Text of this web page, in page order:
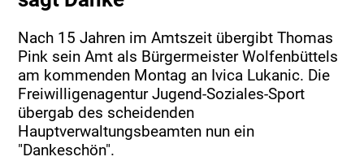
Nach 15 Jahren im Amtszeit übergibt Thomas
Pink sein Amt als Bürgermeister Wolfenbüttels
am kommenden Montag an Ivica Lukanic. Die
Freiwilligenagentur Jugend-Soziales-Sport
übergab des scheidenden
Hauptverwaltungsbeamten nun ein
"Dankeschön".